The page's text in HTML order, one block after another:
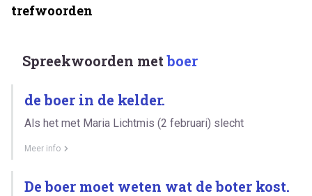
trefwoorden
Spreekwoorden metboer
de boer in de kelder.
Als het met Maria Lichtmis (2 februari) slecht
Meer info
De boer moet weten wat de boter kost.